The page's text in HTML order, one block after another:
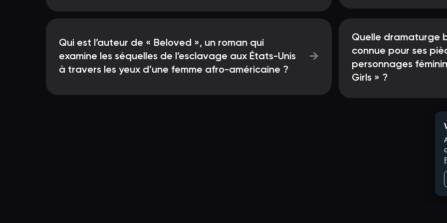
Qui est l’auteur de « Beloved », un roman qui
examine les séquelles de l’esclavage aux États-Unis
à travers les yeux d’une femme afro-américaine ?
→
Quelle dramaturge
connue pour ses
personnages
Girls » ?